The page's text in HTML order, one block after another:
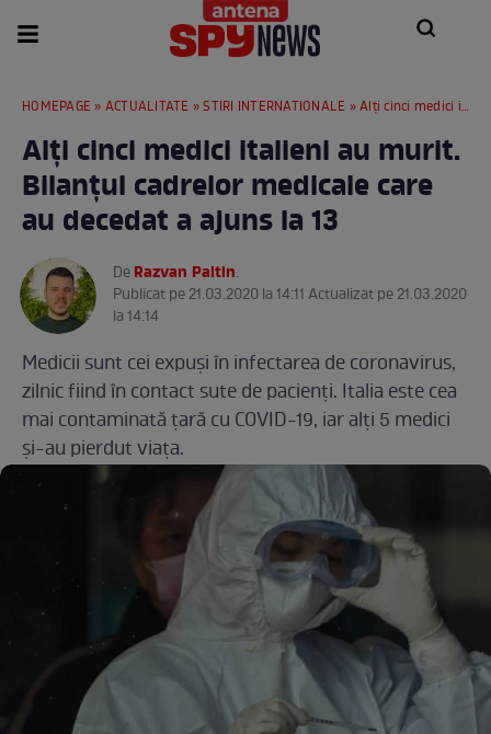
HOMEPAGE » ACTUALITATE »STIRI INTERNATIONALE » Alți cinci medici italieni au murit. Bilanțul cadrelor medicale care au decedat a ajuns la 13
Alți cinci medici italieni au murit.
Bilanțul cadrelor medicale care
au decedat a ajuns la 13
DeRazvan Paltin.
Publicat pe 21.03.2020 la 14:11 Actualizat pe 21.03.2020
la 14:14
Medicii sunt cei expuși în infectarea de coronavirus,
zilnic fiind în contact sute de pacienți. Italia este cea
mai contaminată țară cu COVID-19, iar alți 5 medici
și-au pierdut viața.